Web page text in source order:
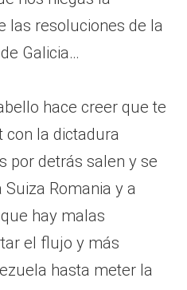
las resoluciones de la
Galicia…
hace creer que te
con la dictadura
por detrás salen y se
Romania y a
hay malas
el flujo y más
hasta meter la